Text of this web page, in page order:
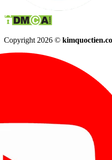
Copyright 2026 ©